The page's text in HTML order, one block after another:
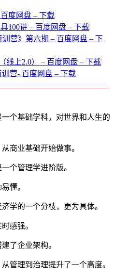
度网盘 – 下载
100讲 – 百度网盘 – 下载
训营》第六期 – 百度网盘 – 下
线上2.0） – 百度网盘 – 下载
营- 百度网盘 – 下载
个基础学科，对世界和人生的
商业基础开始做事。
个管理学进阶版。
懂。
学的一个分枝，更为具体。
感强。
了企业架构。
管理到治理提升了一个高度。